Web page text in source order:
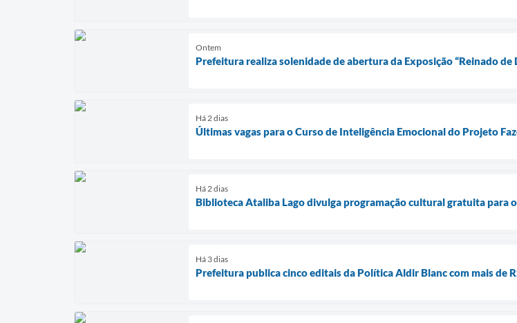
Ontem
Prefeitura realiza solenidade de abertura da Exposição “Reinado
Há 2 dias
Últimas vagas para o Curso de Inteligência Emocional do Projeto
Há 2 dias
Biblioteca Ataliba Lago divulga programação cultural gratuita para
Há 3 dias
Prefeitura publica cinco editais da Política Aldir Blanc com mais de